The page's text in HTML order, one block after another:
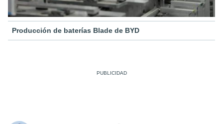
Producción de baterías Blade de BYD